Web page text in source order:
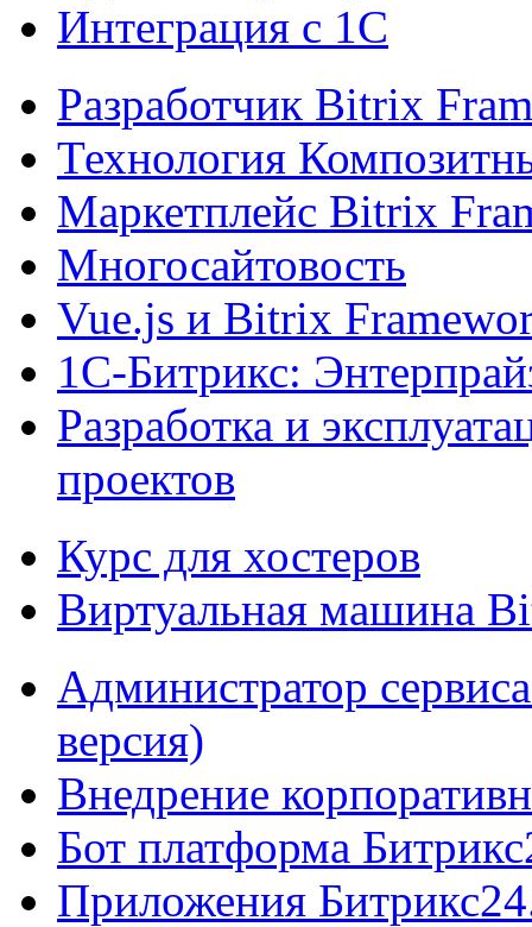
Интеграция с 1С
Разработчик Bitrix
Технология
Маркетплейс Bitrix
Многосайтовость
Vue.js и Bitrix
1С-Битрикс:
Разработка и
проектов
Курс для хостеров
Виртуальная машина
Администратор
версия)
Внедрение
Бот платформа
Приложения